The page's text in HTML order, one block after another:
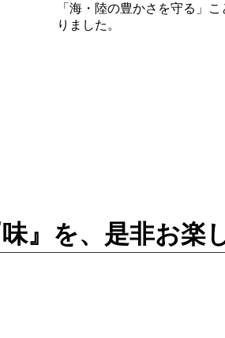
「海・陸の豊かさを守る」
りました。
』を、是非お楽